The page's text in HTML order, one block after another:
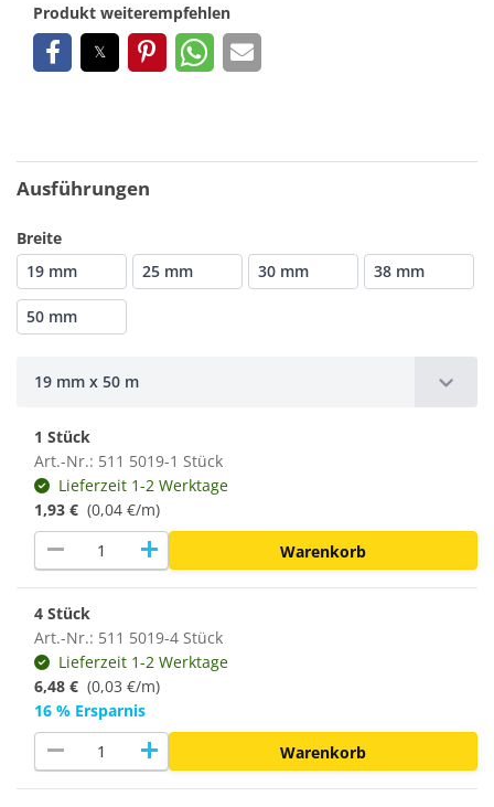
Produkt weiterempfehlen
Ausführungen
Breite
19 mm
25 mm 30 mm 38 mm
50 mm
19 mm x 50 m
1 Stück
Art.-Nr.: 511 5019-1 Stück
Lieferzeit 1-2 Werktage
1,93 € (0,04 €/m)
remove add Warenkorb
4 Stück
Art.-Nr.: 511 5019-4 Stück
Lieferzeit 1-2 Werktage
6,48 € (0,03 €/m)
16 % Ersparnis
remove add Warenkorb